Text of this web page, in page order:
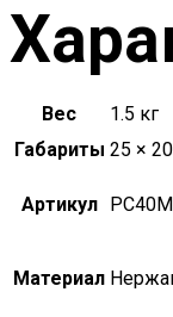
Вес
1.5 кг
Габариты 25 ×
Артикул
Материал